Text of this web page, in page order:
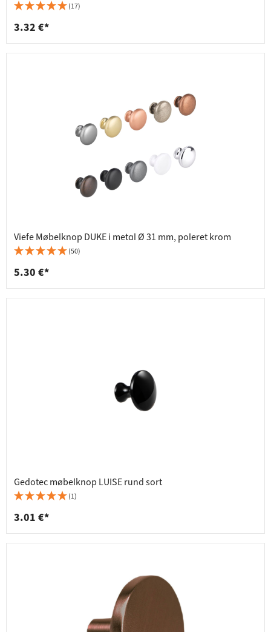
(17)
3.32 €*
Viefe Møbelknop DUKE i metal Ø 31 mm, poleret krom
(50)
5.30 €*
Gedotec møbelknop LUISE rund sort
(1)
3.01 €*